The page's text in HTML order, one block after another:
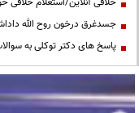
جسدغرق درخون روح الله
پاسخ های دکتر توکلی به